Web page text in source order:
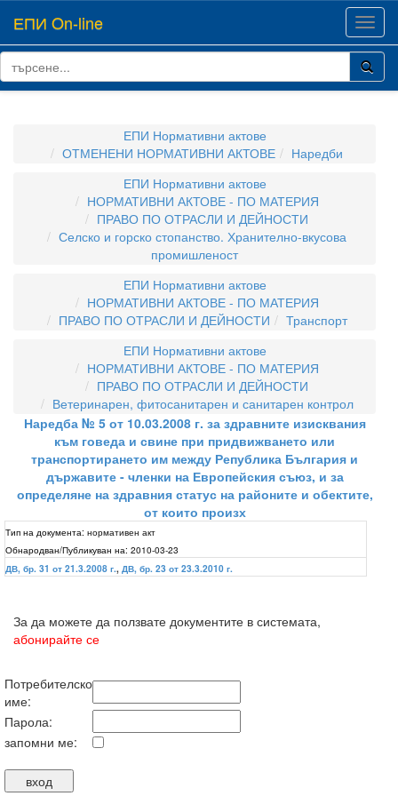
ЕПИ On-line
ЕПИ Нормативни актове
ОТМЕНЕНИ НОРМАТИВНИ АКТОВЕ
Наредби
ЕПИ Нормативни актове
НОРМАТИВНИ АКТОВЕ - ПО МАТЕРИЯ
ПРАВО ПО ОТРАСЛИ И ДЕЙНОСТИ
Селско и горско стопанство. Хранително-вкусова
промишленост
ЕПИ Нормативни актове
НОРМАТИВНИ АКТОВЕ - ПО МАТЕРИЯ
ПРАВО ПО ОТРАСЛИ И ДЕЙНОСТИ
Транспорт
ЕПИ Нормативни актове
НОРМАТИВНИ АКТОВЕ - ПО МАТЕРИЯ
ПРАВО ПО ОТРАСЛИ И ДЕЙНОСТИ
Ветеринарен, фитосанитарен и санитарен контрол
Наредба № 5 от 10.03.2008 г. за здравните изисквания
към говеда и свине при придвижването или
транспортирането им между Република България и
държавите - членки на Европейския съюз, и за
определяне на здравния статус на районите и обектите,
от които произх
Тип на документа: нормативен акт
Обнародван/Публикуван на: 2010-03-23
ДВ, бр. 31 от 21.3.2008 г., ДВ, бр. 23 от 23.3.2010 г.
За да можете да ползвате документите в системата,
абонирайте се
Потребителско
име:
Парола:
запомни ме: